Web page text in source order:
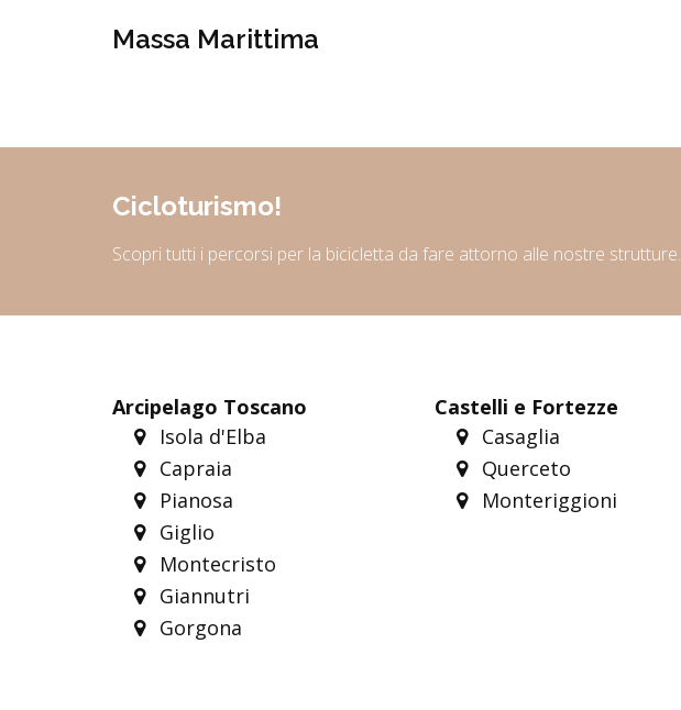
Massa Marittima
Cicloturismo!
Scopri tutti i percorsi per la bicicletta da fare attorno alle nostre strutture.
Arcipelago Toscano
Isola d'Elba
Capraia
Pianosa
Giglio
Montecristo
Giannutri
Gorgona
Castelli e Fortezze
Casaglia
Querceto
Monteriggioni